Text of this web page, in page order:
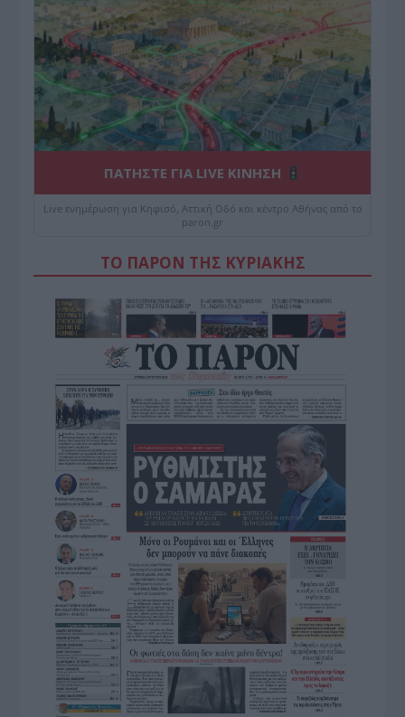
ΠΑΤΗΣΤΕ ΓΙΑ LIVE ΚΙΝΗΣΗ
Live ενημέρωση για Κηφισό, Αττική Οδό και κέντρο Αθήνας από το
paron.gr
ΤΟ ΠΑΡΟΝ ΤΗΣ ΚΥΡΙΑΚΗΣ